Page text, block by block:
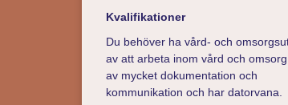
Kvalifikationer
Du behöver ha vård- och
av att arbeta inom vård och
av mycket dokumentation och
kommunikation och har datorvana.